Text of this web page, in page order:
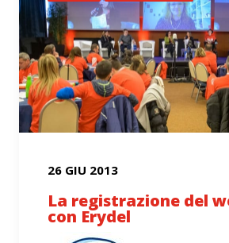
26 GIU 2013
La registrazione del
con Erydel